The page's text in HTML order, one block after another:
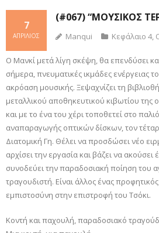
(#067) “ΜΟΥΣΙΚΌΣ
7
ΑΠΡΊΛΙΟΣ Manqui Κεφάλαιο 4,
Ο Μανκί μετά λίγη σκέψη, θα επενδύσει και
σήμερα, πνευματικές ικμάδες ενέργειας
ακρόαση μουσικής. Ξεψαχνίζει τη
μεταλλικού αποθηκευτικού κιβωτίου της
και με το ένα του χέρι τοποθετεί στο
αναπαραγωγής οπτικών δίσκων, τον
Διατομική Γη. Θέλει να προσδώσει νέο
αρχίσει την εργασία και βάζει να
συνοδεύει την παραδοσιακή ποίηση του
τραγουδιστή. Είναι άλλος ένας
εμπιστοσύνη στην επιστροφή του Τσόκι.
Κοντή και παχουλή, παραδοσιακό